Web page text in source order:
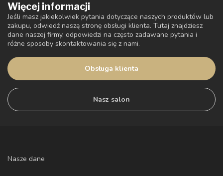
Więcej informacji
Jeśli masz jakiekolwiek pytania dotyczące naszych produktów lub
zakupu, odwiedź naszą stronę obsługi klienta. Tutaj znajdziesz
dane naszej firmy, odpowiedzi na często zadawane pytania i
różne sposoby skontaktowania się z nami.
Obsługa klienta
Nasz salon
Nasze dane